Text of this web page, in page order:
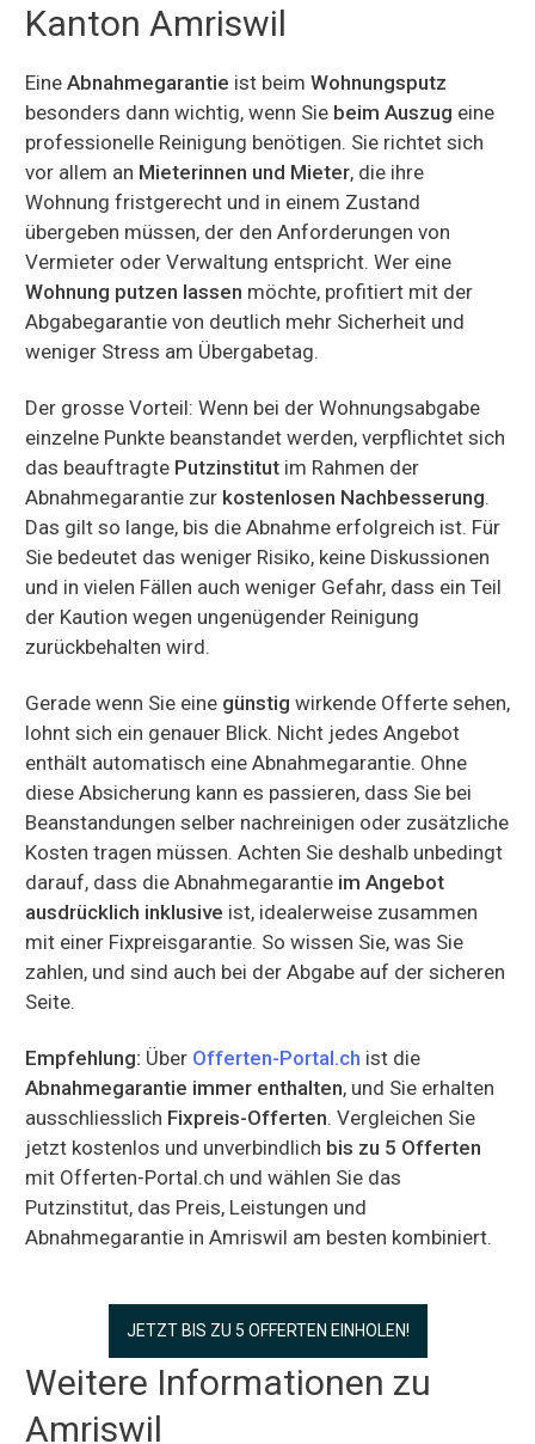
Kanton Amriswil
Eine Abnahmegarantie ist beim Wohnungsputz
besonders dann wichtig, wenn Sie beim Auszug eine
professionelle Reinigung benötigen. Sie richtet sich
vor allem an Mieterinnen und Mieter, die ihre
Wohnung fristgerecht und in einem Zustand
übergeben müssen, der den Anforderungen von
Vermieter oder Verwaltung entspricht. Wer eine
Wohnung putzen lassen möchte, profitiert mit der
Abgabegarantie von deutlich mehr Sicherheit und
weniger Stress am Übergabetag.
Der grosse Vorteil: Wenn bei der Wohnungsabgabe
einzelne Punkte beanstandet werden, verpflichtet sich
das beauftragte Putzinstitut im Rahmen der
Abnahmegarantie zur kostenlosen Nachbesserung.
Das gilt so lange, bis die Abnahme erfolgreich ist. Für
Sie bedeutet das weniger Risiko, keine Diskussionen
und in vielen Fällen auch weniger Gefahr, dass ein Teil
der Kaution wegen ungenügender Reinigung
zurückbehalten wird.
Gerade wenn Sie eine günstig wirkende Offerte sehen,
lohnt sich ein genauer Blick. Nicht jedes Angebot
enthält automatisch eine Abnahmegarantie. Ohne
diese Absicherung kann es passieren, dass Sie bei
Beanstandungen selber nachreinigen oder zusätzliche
Kosten tragen müssen. Achten Sie deshalb unbedingt
darauf, dass die Abnahmegarantie im Angebot
ausdrücklich inklusive ist, idealerweise zusammen
mit einer Fixpreisgarantie. So wissen Sie, was Sie
zahlen, und sind auch bei der Abgabe auf der sicheren
Seite.
Empfehlung: Über Offerten-Portal.ch ist die
Abnahmegarantie immer enthalten, und Sie erhalten
ausschliesslich Fixpreis-Offerten. Vergleichen Sie
jetzt kostenlos und unverbindlich bis zu 5 Offerten
mit Offerten-Portal.ch und wählen Sie das
Putzinstitut, das Preis, Leistungen und
Abnahmegarantie in Amriswil am besten kombiniert.
JETZT BIS ZU 5 OFFERTEN EINHOLEN!
Weitere Informationen zu
Amriswil